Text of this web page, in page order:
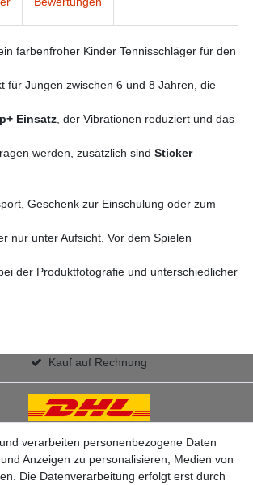
farbenfroher Kinder Tennisschläger für den
für Jungen zwischen 6 und 8 Jahren, die
Einsatz, der Vibrationen reduziert und das
werden, zusätzlich sind Sticker
Geschenk zur Einschulung oder zum
nur unter Aufsicht. Vor dem Spielen
der Produktfotografie und unterschiedlicher
Kauf auf Rechnung
verarbeiten personenbezogene Daten
Anzeigen zu personalisieren, Medien von
Die Datenverarbeitung erfolgt erst durch